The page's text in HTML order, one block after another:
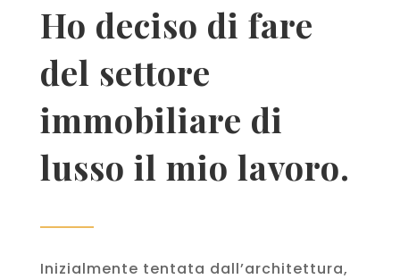
Ho deciso di fare
del settore
immobiliare di
lusso il mio lavoro.
Inizialmente tentata dall’architettura,